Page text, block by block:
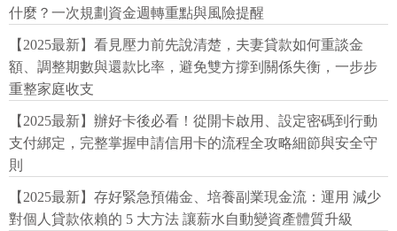
什麼？一次規劃資金週轉重點與風險提醒
【2025最新】看見壓力前先說清楚，夫妻貸款如何重談金
額、調整期數與還款比率，避免雙方撐到關係失衡，一步步
重整家庭收支
【2025最新】辦好卡後必看！從開卡啟用、設定密碼到行動
支付綁定，完整掌握申請信用卡的流程全攻略細節與安全守
則
【2025最新】存好緊急預備金、培養副業現金流：運用 減少
對個人貸款依賴的 5 大方法 讓薪水自動變資產體質升級